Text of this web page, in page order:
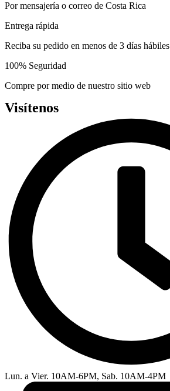
on
product
page
Por mensajería o correo de Costa Rica
Entrega rápida
Reciba su pedido en menos de 3 días hábiles
100% Seguridad
Compre por medio de nuestro sitio web
Visítenos
Lun. a Vier. 10AM-6PM, Sab. 10AM-4PM